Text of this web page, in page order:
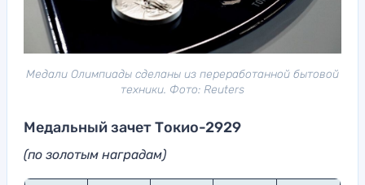
Медали Олимпиады сделаны из переработанной бытовой
техники. Фото: Reuters
Медальный зачет Токио-2929
(по золотым наградам)